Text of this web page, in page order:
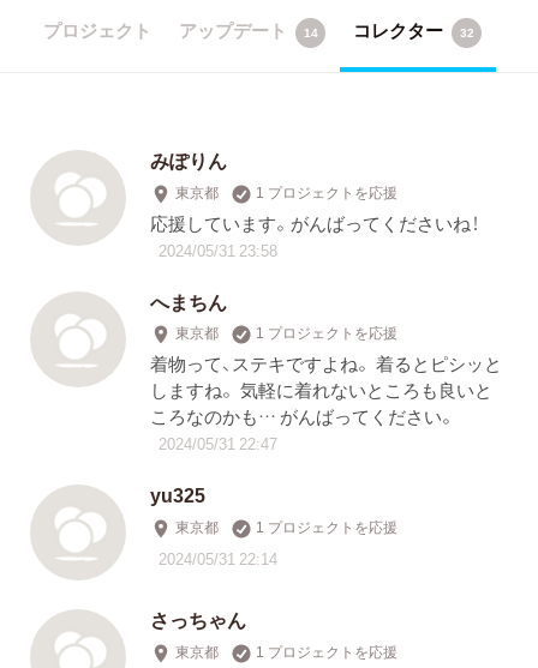
プロジェクト アップデート 14 コレクター 32
みぽりん
東京都 1 プロジェクトを応援
応援しています。がんばってくださいね！
2024/05/31 23:58
へまちん
東京都 1 プロジェクトを応援
着物って、ステキですよね。 着るとピシッと
しますね。 気軽に着れないところも良いと
ころなのかも… がんばってください。
2024/05/31 22:47
yu325
東京都 1 プロジェクトを応援
2024/05/31 22:14
さっちゃん
東京都 1 プロジェクトを応援